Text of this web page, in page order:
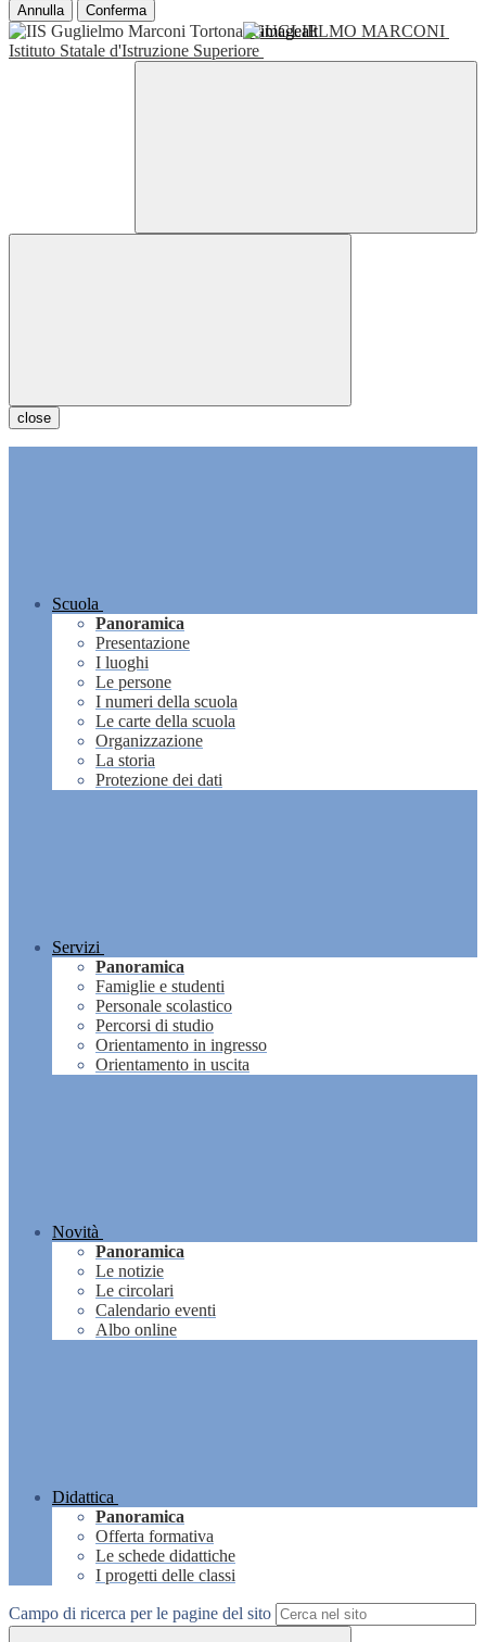
Annulla Conferma
GUGLIELMO MARCONI
Istituto Statale d'Istruzione Superiore
close
Scuola
Panoramica
Presentazione
I luoghi
Le persone
I numeri della scuola
Le carte della scuola
Organizzazione
La storia
Protezione dei dati
Servizi
Panoramica
Famiglie e studenti
Personale scolastico
Percorsi di studio
Orientamento in ingresso
Orientamento in uscita
Novità
Panoramica
Le notizie
Le circolari
Calendario eventi
Albo online
Didattica
Panoramica
Offerta formativa
Le schede didattiche
I progetti delle classi
Campo di ricerca per le pagine del sito